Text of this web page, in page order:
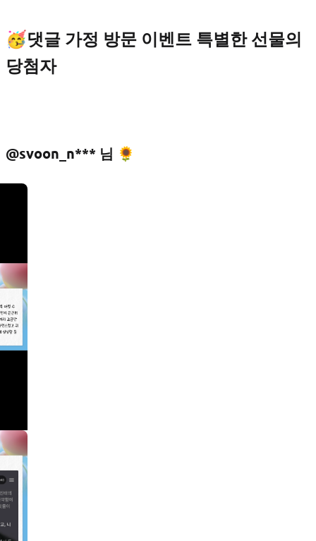
🥳댓글 가정 방문 이벤트 특별한 선물의
당첨자
@svoon_n*** 님 🌻